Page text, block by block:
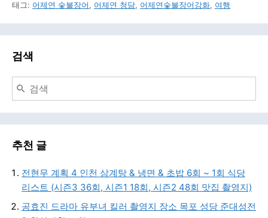
태그: 어제연 숯불장어 , 어제연 청담, 어제연숯불장어강화, 여행
검색
추천 글
전현무 계획 4 인천 삼계탕 & 냉면 & 초밥 6회 ~ 1회 식당
리스트 (시즌3 36회, 시즌1 18회, 시즌2 48회 맛집 촬영지)
공효진 드라마 유부녀 킬러 촬영지 장소 목포 성당 준대성전